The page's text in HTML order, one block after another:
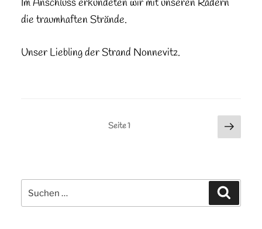
Im Anschluss erkundeten wir mit unseren Rädern
die traumhaften Strände.
Unser Liebling der Strand Nonnevitz.
Seitennummerierung
Seite1
Seite
Suchen
nach: